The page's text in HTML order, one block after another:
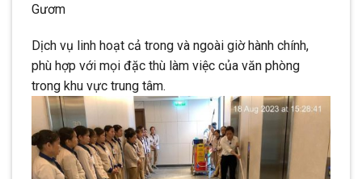
Gươm
Dịch vụ linh hoạt cả trong và ngoài giờ hành chính,
phù hợp với mọi đặc thù làm việc của văn phòng
trong khu vực trung tâm.